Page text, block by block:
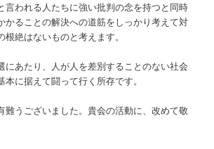
言われる人たちに強い批判の念を持つと同時
かることの解決への道筋をしっかり考えて対
絶はないものと考えます。
にあたり、人が人を差別することのない社会
に据えて闘って行く所存です。
難うございました。貴会の活動に、改めて敬